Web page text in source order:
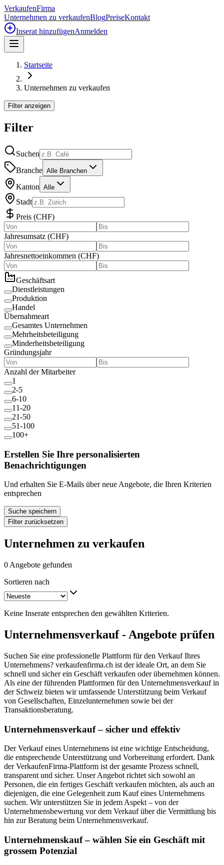
VerkaufenFirma
Unternehmen zu verkaufenBlogPreiseKontakt
Inserat hinzufügenAnmelden
Startseite
Unternehmen zu verkaufen
Filter anzeigen
Filter
Suchen
Branche Alle Branchen
Kanton Alle
Stadt
Preis (CHF)
Jahresumsatz (CHF)
Jahresnettoeinkommen (CHF)
Geschäftsart
Dienstleistungen
Produktion
Handel
Übernahmeart
Gesamtes Unternehmen
Mehrheitsbeteiligung
Minderheitsbeteiligung
Gründungsjahr
Anzahl der Mitarbeiter
1
2-5
6-10
11-20
21-50
51-100
100+
Erstellen Sie Ihre personalisierten
Benachrichtigungen
Und erhalten Sie E-Mails über neue Angebote, die Ihren Kriterien
entsprechen
Suche speichern
Filter zurücksetzen
Unternehmen zu verkaufen
0 Angebote gefunden
Sortieren nach
Keine Inserate entsprechen den gewählten Kriterien.
Unternehmensverkauf - Angebote prüfen
Suchen Sie eine professionelle Plattform für den Verkauf Ihres
Unternehmens? verkaufenfirma.ch ist der ideale Ort, an dem Sie
schnell und sicher ein Geschäft verkaufen oder übernehmen können.
Als eine der führenden Plattformen für den Unternehmensverkauf in
der Schweiz bieten wir umfassende Unterstützung beim Verkauf
von Gesellschaften, Einzelunternehmen sowie bei der
Transaktionsberatung.
Unternehmensverkauf – sicher und effektiv
Der Verkauf eines Unternehmens ist eine wichtige Entscheidung,
die entsprechende Unterstützung und Vorbereitung erfordert. Dank
der VerkaufenFirma-Plattform ist der gesamte Prozess schnell,
transparent und sicher. Unser Angebot richtet sich sowohl an
Personen, die ein fertiges Geschäft verkaufen möchten, als auch an
diejenigen, die eine Gelegenheit zum Kauf eines Unternehmens
suchen. Wir unterstützen Sie in jedem Aspekt – von der
Unternehmensbewertung vor dem Verkauf über die Vermittlung bis
hin zur Beratung beim Unternehmensverkauf.
Unternehmenskauf – wählen Sie ein Geschäft mit
grossem Potenzial